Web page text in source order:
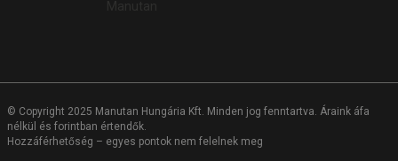
© Copyright 2025 Manutan Hungária Kft. Minden jog fenntartva. Áraink áfa
nélkül és forintban értendők.
Hozzáférhetőség – egyes pontok nem felelnek meg